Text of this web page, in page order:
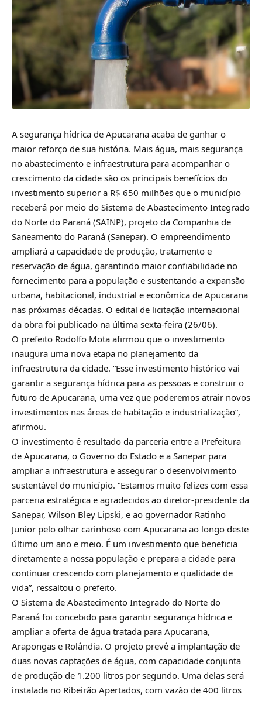
A segurança hídrica de Apucarana acaba de ganhar o
maior reforço de sua história. Mais água, mais segurança
no abastecimento e infraestrutura para acompanhar o
crescimento da cidade são os principais benefícios do
investimento superior a R$ 650 milhões que o município
receberá por meio do Sistema de Abastecimento Integrado
do Norte do Paraná (SAINP), projeto da Companhia de
Saneamento do Paraná (Sanepar). O empreendimento
ampliará a capacidade de produção, tratamento e
reservação de água, garantindo maior confiabilidade no
fornecimento para a população e sustentando a expansão
urbana, habitacional, industrial e econômica de Apucarana
nas próximas décadas. O edital de licitação internacional
da obra foi publicado na última sexta-feira (26/06).
O prefeito Rodolfo Mota afirmou que o investimento
inaugura uma nova etapa no planejamento da
infraestrutura da cidade. “Esse investimento histórico vai
garantir a segurança hídrica para as pessoas e construir o
futuro de Apucarana, uma vez que poderemos atrair novos
investimentos nas áreas de habitação e industrialização”,
afirmou.
O investimento é resultado da parceria entre a Prefeitura
de Apucarana, o Governo do Estado e a Sanepar para
ampliar a infraestrutura e assegurar o desenvolvimento
sustentável do município. “Estamos muito felizes com essa
parceria estratégica e agradecidos ao diretor-presidente da
Sanepar, Wilson Bley Lipski, e ao governador Ratinho
Junior pelo olhar carinhoso com Apucarana ao longo deste
último um ano e meio. É um investimento que beneficia
diretamente a nossa população e prepara a cidade para
continuar crescendo com planejamento e qualidade de
vida”, ressaltou o prefeito.
O Sistema de Abastecimento Integrado do Norte do
Paraná foi concebido para garantir segurança hídrica e
ampliar a oferta de água tratada para Apucarana,
Arapongas e Rolândia. O projeto prevê a implantação de
duas novas captações de água, com capacidade conjunta
de produção de 1.200 litros por segundo. Uma delas será
instalada no Ribeirão Apertados, com vazão de 400 litros